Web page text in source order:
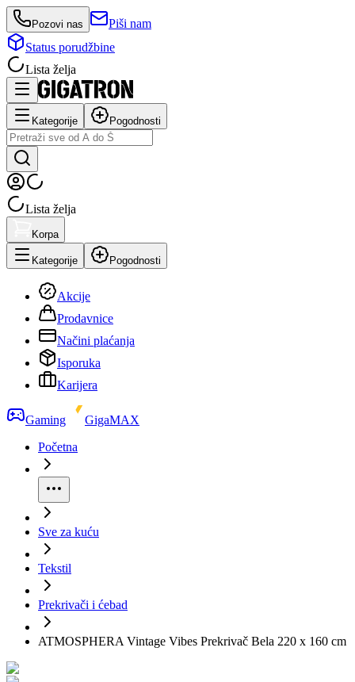
Pozovi nas
Piši nam
Status porudžbine
Lista želja
Kategorije Pogodnosti
Lista želja
Korpa
Kategorije Pogodnosti
Akcije
Prodavnice
Načini plaćanja
Isporuka
Karijera
Gaming
GigaMAX
Početna
Sve za kuću
Tekstil
Prekrivači i ćebad
ATMOSPHERA Vintage Vibes Prekrivač Bela 220 x 160 cm